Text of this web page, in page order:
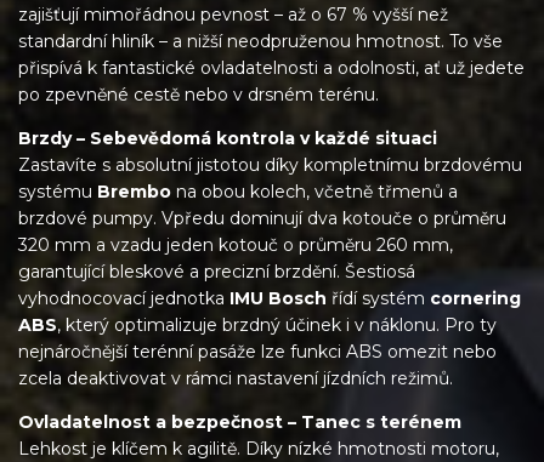
zajišťují mimořádnou pevnost – až o 67 % vyšší než
standardní hliník – a nižší neodpruženou hmotnost. To vše
přispívá k fantastické ovladatelnosti a odolnosti, ať už jedete
po zpevněné cestě nebo v drsném terénu.
Brzdy – Sebevědomá kontrola v každé situaci
Zastavíte s absolutní jistotou díky kompletnímu brzdovému
systému Brembo na obou kolech, včetně třmenů a
brzdové pumpy. Vpředu dominují dva kotouče o průměru
320 mm a vzadu jeden kotouč o průměru 260 mm,
garantující bleskové a precizní brzdění. Šestiosá
vyhodnocovací jednotka IMU Bosch řídí systém cornering
ABS, který optimalizuje brzdný účinek i v náklonu. Pro ty
nejnáročnější terénní pasáže lze funkci ABS omezit nebo
zcela deaktivovat v rámci nastavení jízdních režimů.
Ovladatelnost a bezpečnost – Tanec s terénem
Lehkost je klíčem k agilitě. Díky nízké hmotnosti motoru,